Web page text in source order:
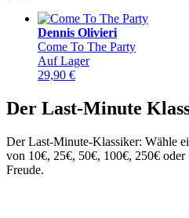
Dennis Olivieri
Come To The Party
Auf Lager
29,90 €
Der Last-Minute
Der Last-Minute-Klassiker: Wähle
von 10€, 25€, 50€, 100€, 250€ oder
Freude.